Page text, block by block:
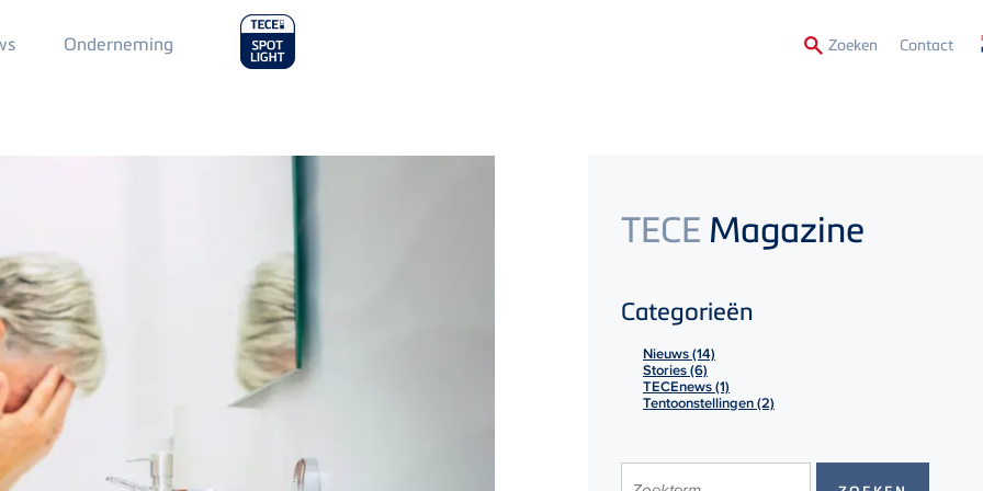
Main
Menu
Onderneming Zoeken Contact
TECE Magazine
Categorieën
Nieuws (14)
Stories (6)
TECEnews (1)
Tentoonstellingen (2)